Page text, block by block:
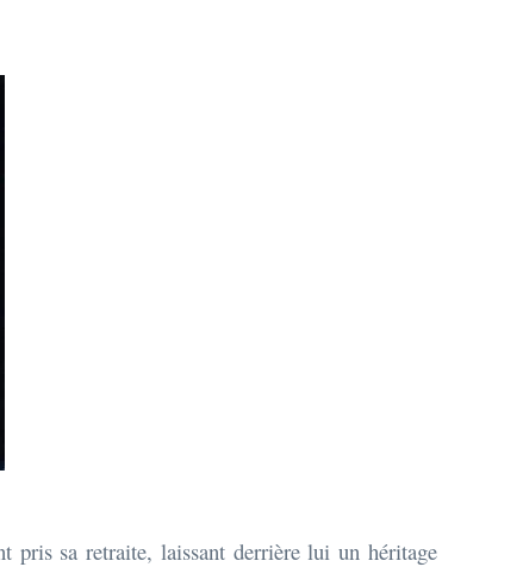
pris sa retraite, laissant derrière lui un héritage